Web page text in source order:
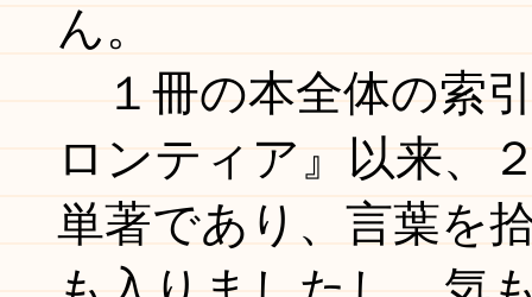
ん。
１冊の本全体の索
ロンティア』以来、
単著であり、言葉を